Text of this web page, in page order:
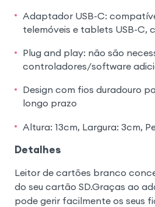
Adaptador USB-C:
telemóveis e tablets USB-C,
Plug and play: não são
controladores/software
Design com fios duradouro
longo prazo
Altura: 13cm, Largura: 3cm,
Detalhes
Leitor de cartões branco
do seu cartão SD.Graças ao
pode gerir facilmente os seus